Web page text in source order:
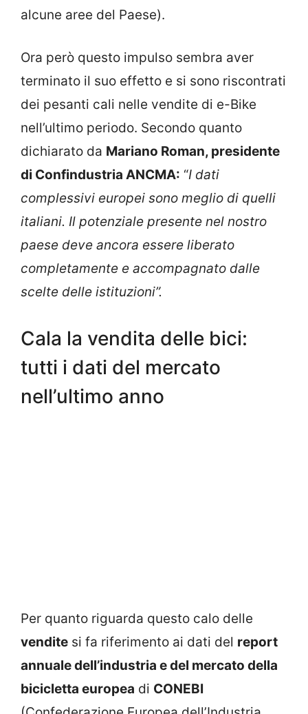
alcune aree del Paese).
Ora però questo impulso sembra aver
terminato il suo effetto e si sono riscontrati
dei pesanti cali nelle vendite di e-Bike
nell’ultimo periodo. Secondo quanto
dichiarato da Mariano Roman, presidente
di Confindustria ANCMA: “I dati
complessivi europei sono meglio di quelli
italiani. Il potenziale presente nel nostro
paese deve ancora essere liberato
completamente e accompagnato dalle
scelte delle istituzioni”.
Cala la vendita delle bici:
tutti i dati del mercato
nell’ultimo anno
Per quanto riguarda questo calo delle
vendite si fa riferimento ai dati del report
annuale dell’industria e del mercato della
bicicletta europea di CONEBI